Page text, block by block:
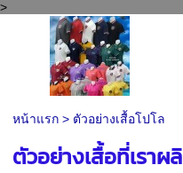
>
หน้าแรก> ตัวอย่างเสื้อโปโล
ตัวอย่างเสื้อที่เรา